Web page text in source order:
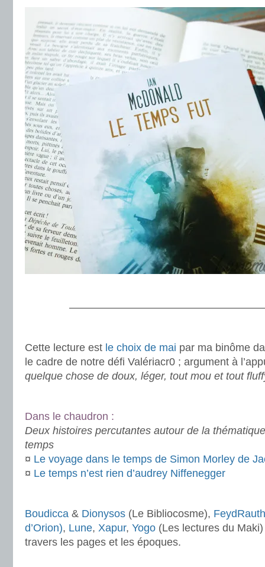
Cette lecture est le choix de mai par ma binôme
le cadre de notre défi Valériacr0 ; argument à
quelque chose de doux, léger, tout mou et tout
Dans le chaudron :
Deux histoires percutantes autour de la
temps
¤ Le voyage dans le temps de Simon Morley de
¤ Le temps n’est rien d’audrey Niffenegger
Boudicca & Dionysos (Le Bibliocosme),
d’Orion), Lune, Xapur, Yogo (Les lectures du
travers les pages et les époques.